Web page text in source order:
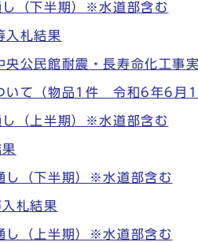
（下半期）※水道部含む
札結果
央公民館耐震・長寿命化工事
いて（物品1件 令和6年6月
（上半期）※水道部含む
（下半期）※水道部含む
札結果
（上半期）※水道部含む